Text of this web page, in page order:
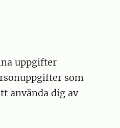
uppgifter
som
använda dig av